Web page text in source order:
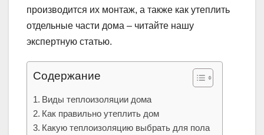
производится их монтаж, а также как утеплить
отдельные части дома – читайте нашу
экспертную статью.
Содержание
Виды теплоизоляции дома
Как правильно утеплить дом
Какую теплоизоляцию выбрать для пола